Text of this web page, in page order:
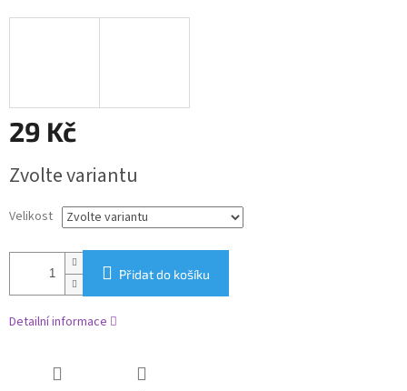
29 Kč
cena:
Zvolte variantu
Velikost
Přidat do košíku
Detailní informace